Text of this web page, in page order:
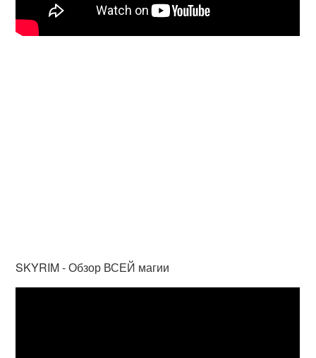
SKYRIM - Обзор ВСЕЙ магии